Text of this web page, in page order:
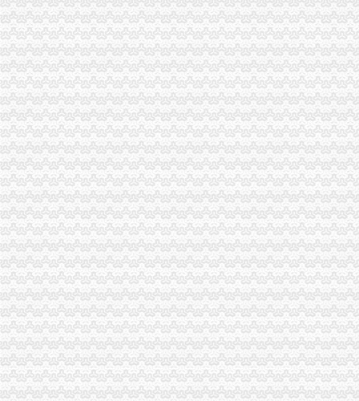
租售转让_新浪新闻
重庆渝开发股份有限公司2003年年度报告（2004-03-18）_渝开发（
重庆龙威达物业管理有限公司
南岸黄页_企业公司_生产厂家P2
重庆渝开发股份有限公司2003年年度报告_渝开发（000514）_公告正
【无锡新区代办执照无锡新区代办税务登记无锡新区代办营业执照无
重庆委托书招标采购-千里马招标网
12月16日上市公司晚间公告速递_财经_MSN中国
重庆南岸咨询与业-顺企网重庆南岸黄页
重庆聚天下企业孵化器有限公司联系方式_信用报告_工商信息-启信宝
万事通||押_凤凰资讯
重庆九一七八网络科技有限公司联系方式_信用报告_工商信息-启信宝
重庆渝开发股份有限公司2003年年度报告_渝开发（000514）_公告正
【供应苏州新区代办营业执照苏州吴中区代办营业执照优选苏州德仁】
租售转让|重庆|重庆市_凤凰资讯
【重庆茶园新区代办公司】_重庆列表网
【坪山代办营业执照代办坪山新区营业执照】价格_厂家_图片-Hc360
[中报]渝开发：2013年半年度报告-[中财网]
【图】南岸茶园新区府公司注册代办营业执照代理_重庆工商注册_重
【58同城】重庆北碚城北新区资质证书办理_企业资质代理_资质代办机
重庆茶园新区代办公司_列表网
重庆市家来置业代理有限公司_【电话地址_招聘信息_注册信息_信用信
渝开发：2013年半年度报告（2013-08-08）_渝开发（000514）个股
【58同城】城北新区代理记账_城北新区代理记账公司